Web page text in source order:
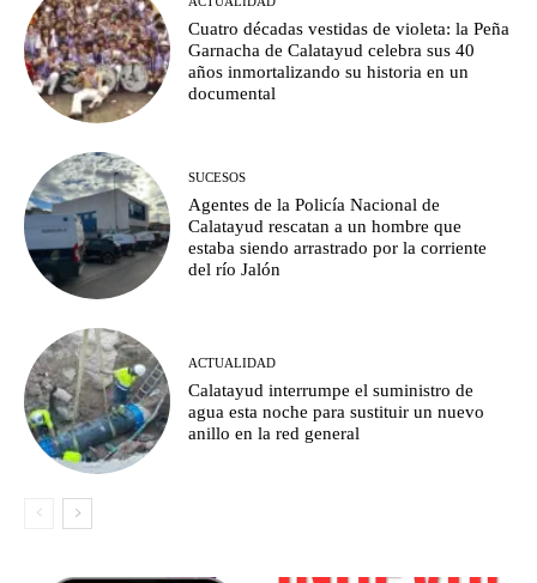
Cuatro décadas vestidas de violeta: la Peña
Garnacha de Calatayud celebra sus 40
años inmortalizando su historia en un
documental
SUCESOS
Agentes de la Policía Nacional de
Calatayud rescatan a un hombre que
estaba siendo arrastrado por la corriente
del río Jalón
ACTUALIDAD
Calatayud interrumpe el suministro de
agua esta noche para sustituir un nuevo
anillo en la red general